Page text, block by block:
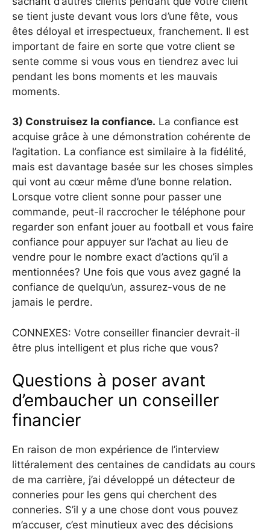
se tient juste devant vous lors d’une fête, vous
êtes déloyal et irrespectueux, franchement. Il est
important de faire en sorte que votre client se
sente comme si vous vous en tiendrez avec lui
pendant les bons moments et les mauvais
moments.
3) Construisez la confiance. La confiance est
acquise grâce à une démonstration cohérente de
l’agitation. La confiance est similaire à la fidélité,
mais est davantage basée sur les choses simples
qui vont au cœur même d’une bonne relation.
Lorsque votre client sonne pour passer une
commande, peut-il raccrocher le téléphone pour
regarder son enfant jouer au football et vous faire
confiance pour appuyer sur l’achat au lieu de
vendre pour le nombre exact d’actions qu’il a
mentionnées? Une fois que vous avez gagné la
confiance de quelqu’un, assurez-vous de ne
jamais le perdre.
CONNEXES: Votre conseiller financier devrait-il
être plus intelligent et plus riche que vous?
Questions à poser avant
d’embaucher un conseiller
financier
En raison de mon expérience de l’interview
littéralement des centaines de candidats au cours
de ma carrière, j’ai développé un détecteur de
conneries pour les gens qui cherchent des
conneries. S’il y a une chose dont vous pouvez
m’accuser, c’est minutieux avec des décisions